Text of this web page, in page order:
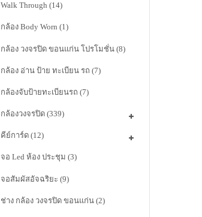
Walk Through (14)
กล้อง Body Worn (1)
กล้อง วงจรปิด ขอนแก่น โปรโมชั่น (8)
กล้อง อ่าน ป้าย ทะเบียน รถ (7)
กล้องจับป้ายทะเบียนรถ (7)
กล้องวงจรปิด (339)
คีย์การ์ด (12)
จอ Led ห้อง ประชุม (3)
จอสัมผัสอัจฉริยะ (9)
ช่าง กล้อง วงจรปิด ขอนแก่น (2)